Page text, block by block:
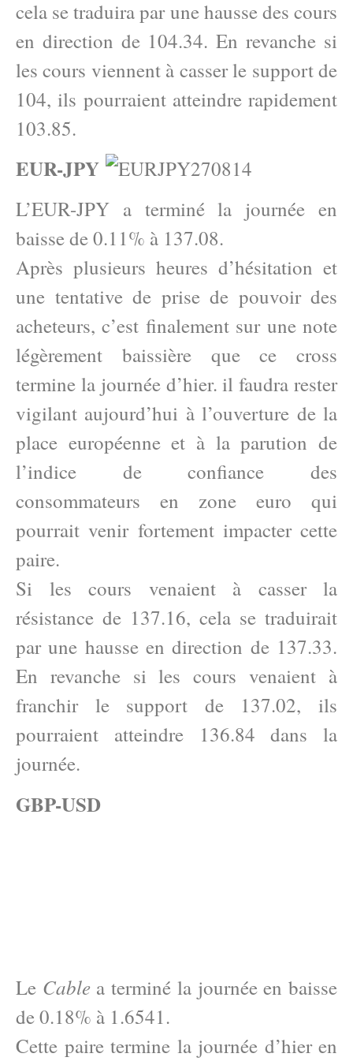
cela se traduira par une hausse des cours
en direction de 104.34. En revanche si
les cours viennent à casser le support de
104, ils pourraient atteindre rapidement
103.85.
EUR-JPY
L’EUR-JPY a terminé la journée en
baisse de 0.11% à 137.08.
Après plusieurs heures d’hésitation et
une tentative de prise de pouvoir des
acheteurs, c’est finalement sur une note
légèrement baissière que ce cross
termine la journée d’hier. il faudra rester
vigilant aujourd’hui à l’ouverture de la
place européenne et à la parution de
l’indice de confiance des
consommateurs en zone euro qui
pourrait venir fortement impacter cette
paire.
Si les cours venaient à casser la
résistance de 137.16, cela se traduirait
par une hausse en direction de 137.33.
En revanche si les cours venaient à
franchir le support de 137.02, ils
pourraient atteindre 136.84 dans la
journée.
GBP-USD
Le Cablea terminé la journée en baisse
de 0.18% à 1.6541.
Cette paire termine la journée d’hier en